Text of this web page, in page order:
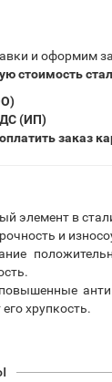
и оформим
стоимость
(ИП)
заказ
элемент в
и
хрупкость.